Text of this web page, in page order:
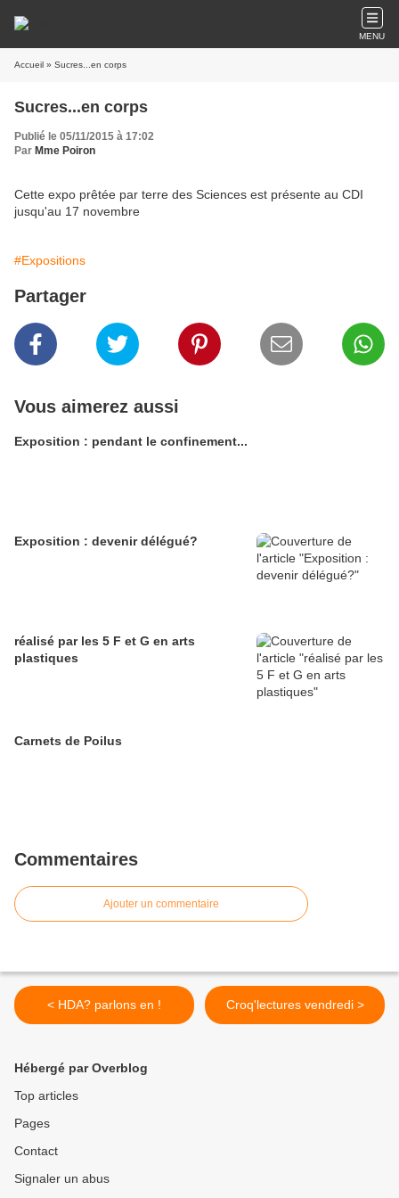
MENU
Accueil » Sucres...en corps
Sucres...en corps
Publié le 05/11/2015 à 17:02
Par Mme Poiron
Cette expo prêtée par terre des Sciences est présente au CDI
jusqu'au 17 novembre
#Expositions
Partager
Vous aimerez aussi
Exposition : pendant le confinement...
Exposition : devenir délégué?
réalisé par les 5 F et G en arts
plastiques
Carnets de Poilus
Commentaires
Ajouter un commentaire
< HDA? parlons en ! Croq'lectures vendredi >
Hébergé par Overblog
Top articles
Pages
Contact
Signaler un abus